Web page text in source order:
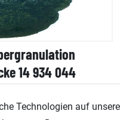
14 934 044
Technologien auf